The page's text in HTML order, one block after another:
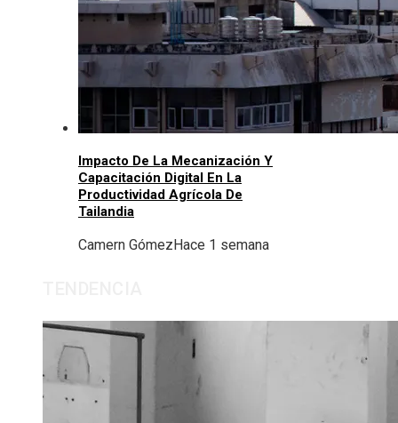
Impacto De La Mecanización Y
Capacitación Digital En La
Productividad Agrícola De
Tailandia
Camern GómezHace 1 semana